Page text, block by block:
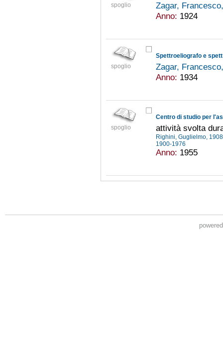
spoglio
Zagar,
Anno: 1924
spoglio
Spettroeliografo e
Zagar,
Anno: 1934
spoglio
Centro di studio per
attività svolta
Righini, Guglielmo,
1900-1976
Anno: 1955